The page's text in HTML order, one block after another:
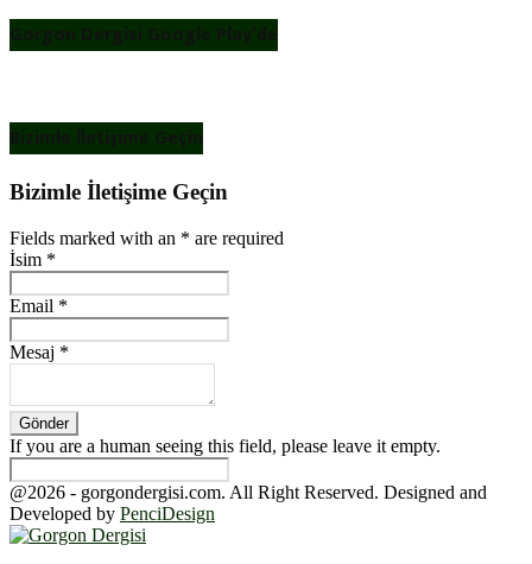
Gorgon Dergisi Google Play’de
Bizimle İletişime Geçin
Bizimle İletişime Geçin
Fields marked with an * are required
İsim *
Email *
Mesaj *
If you are a human seeing this field, please leave it empty.
@2026 - gorgondergisi.com. All Right Reserved. Designed and
Developed by PenciDesign